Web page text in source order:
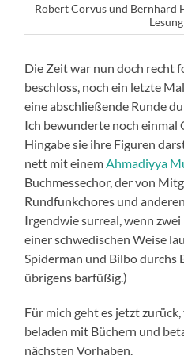
Robert Corvus und Bernhard
Die Zeit war nun doch recht
beschloss, noch ein letzte
eine abschließende Runde
Ich bewunderte noch einmal
Hingabe sie ihre Figuren
nett mit einem Ahmadiyya
Buchmessechor, der von
Rundfunkchores und
Irgendwie surreal, wenn
einer schwedischen Weise
Spiderman und Bilbo durchs
übrigens barfüßig.)
Für mich geht es jetzt
beladen mit Büchern und
nächsten Vorhaben.